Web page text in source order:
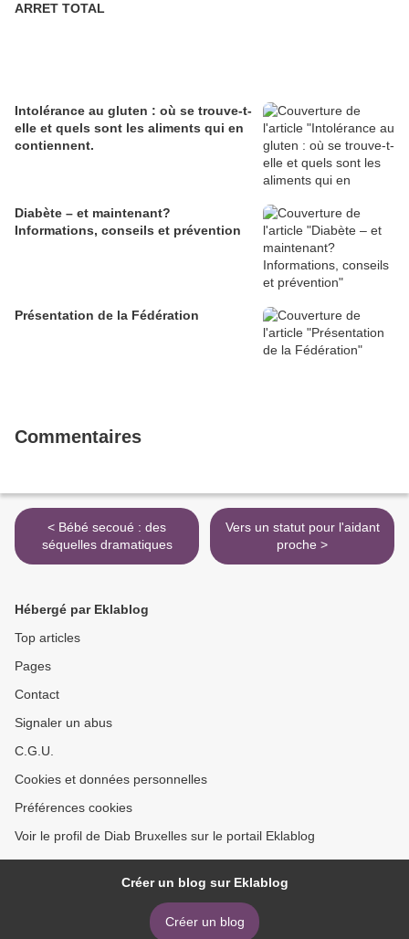
ARRET TOTAL
Intolérance au gluten : où se trouve-t-
elle et quels sont les aliments qui en
contiennent.
Diabète – et maintenant?
Informations, conseils et prévention
Présentation de la Fédération
Commentaires
< Bébé secoué : des
séquelles dramatiques
Vers un statut pour l'aidant
proche >
Hébergé par Eklablog
Top articles
Pages
Contact
Signaler un abus
C.G.U.
Cookies et données personnelles
Préférences cookies
Voir le profil de Diab Bruxelles sur le portail Eklablog
Créer un blog sur Eklablog
Créer un blog